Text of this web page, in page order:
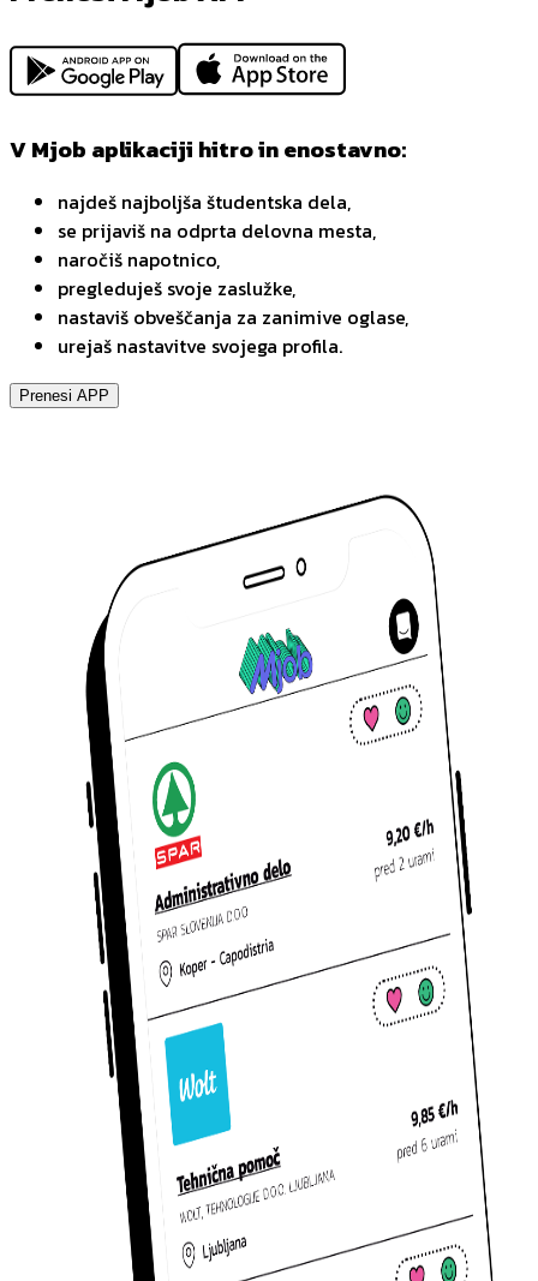
V Mjob aplikaciji hitro in enostavno:
najdeš najboljša študentska dela,
se prijaviš na odprta delovna mesta,
naročiš napotnico,
pregleduješ svoje zaslužke,
nastaviš obveščanja za zanimive oglase,
urejaš nastavitve svojega profila.
Prenesi APP